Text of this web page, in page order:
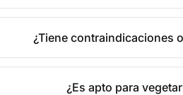
¿Tiene contraindicaciones
¿Es apto para